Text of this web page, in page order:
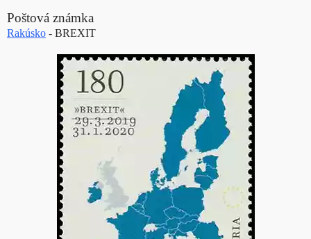
Poštová známka
Rakúsko - BREXIT